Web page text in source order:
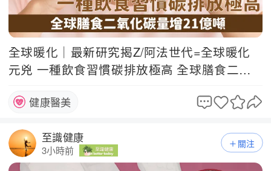
全球暖化｜最新研究揭Z/阿法世代=全球暖化
元兇 一種飲食習慣碳排放極高 全球膳食二氧
健康醫美
至識健康
3小時前
關注